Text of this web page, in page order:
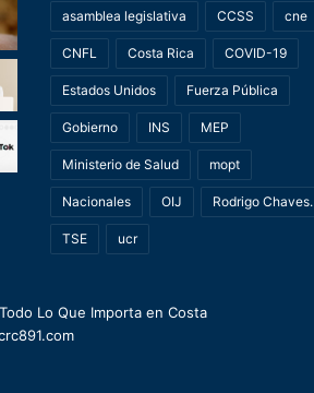
asamblea legislativa CCSS cne
CNFL Costa Rica COVID-19
Estados Unidos Fuerza Pública
Gobierno INS MEP
Ministerio de Salud mopt
Nacionales OIJ Rodrigo Chaves.
TSE ucr
Lo Que Importa en Costa